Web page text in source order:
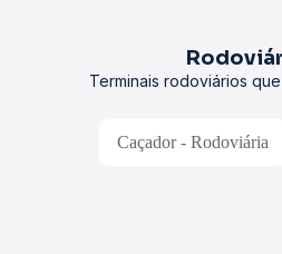
Terminais rodoviários
Caçador - Rodoviária